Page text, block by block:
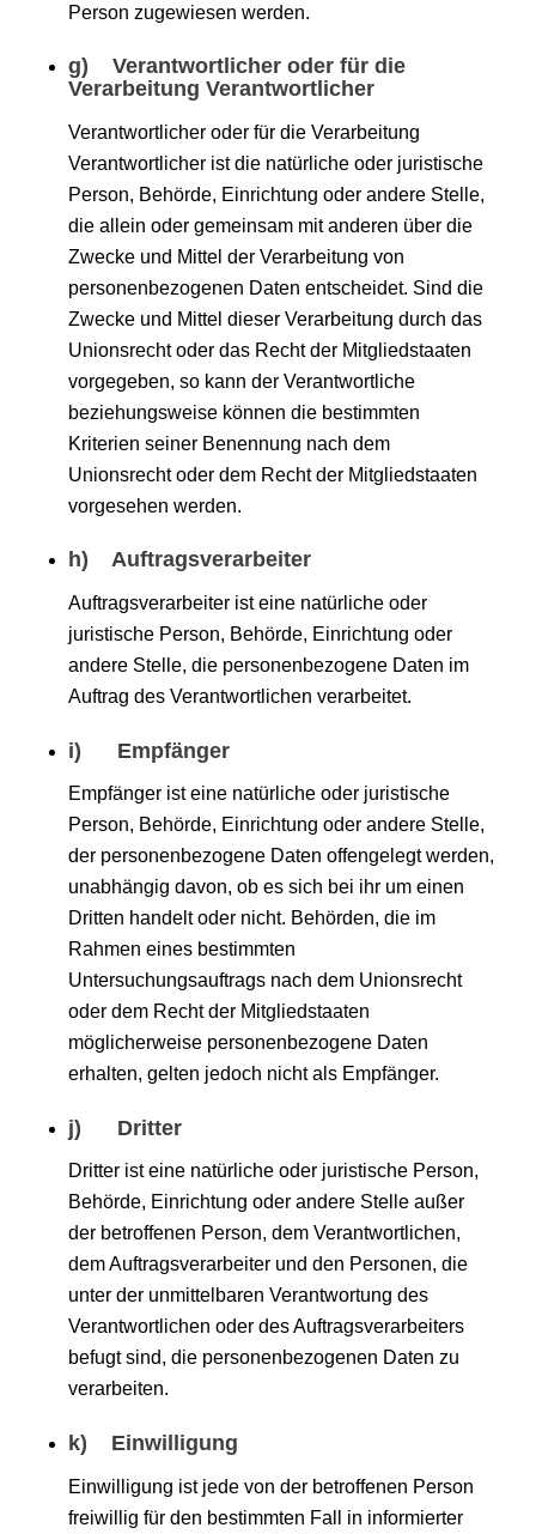
Person zugewiesen werden.
g) Verantwortlicher oder für die
Verarbeitung Verantwortlicher
Verantwortlicher oder für die Verarbeitung
Verantwortlicher ist die natürliche oder juristische
Person, Behörde, Einrichtung oder andere Stelle,
die allein oder gemeinsam mit anderen über die
Zwecke und Mittel der Verarbeitung von
personenbezogenen Daten entscheidet. Sind die
Zwecke und Mittel dieser Verarbeitung durch das
Unionsrecht oder das Recht der Mitgliedstaaten
vorgegeben, so kann der Verantwortliche
beziehungsweise können die bestimmten
Kriterien seiner Benennung nach dem
Unionsrecht oder dem Recht der Mitgliedstaaten
vorgesehen werden.
h) Auftragsverarbeiter
Auftragsverarbeiter ist eine natürliche oder
juristische Person, Behörde, Einrichtung oder
andere Stelle, die personenbezogene Daten im
Auftrag des Verantwortlichen verarbeitet.
i) Empfänger
Empfänger ist eine natürliche oder juristische
Person, Behörde, Einrichtung oder andere Stelle,
der personenbezogene Daten offengelegt werden,
unabhängig davon, ob es sich bei ihr um einen
Dritten handelt oder nicht. Behörden, die im
Rahmen eines bestimmten
Untersuchungsauftrags nach dem Unionsrecht
oder dem Recht der Mitgliedstaaten
möglicherweise personenbezogene Daten
erhalten, gelten jedoch nicht als Empfänger.
j) Dritter
Dritter ist eine natürliche oder juristische Person,
Behörde, Einrichtung oder andere Stelle außer
der betroffenen Person, dem Verantwortlichen,
dem Auftragsverarbeiter und den Personen, die
unter der unmittelbaren Verantwortung des
Verantwortlichen oder des Auftragsverarbeiters
befugt sind, die personenbezogenen Daten zu
verarbeiten.
k) Einwilligung
Einwilligung ist jede von der betroffenen Person
freiwillig für den bestimmten Fall in informierter